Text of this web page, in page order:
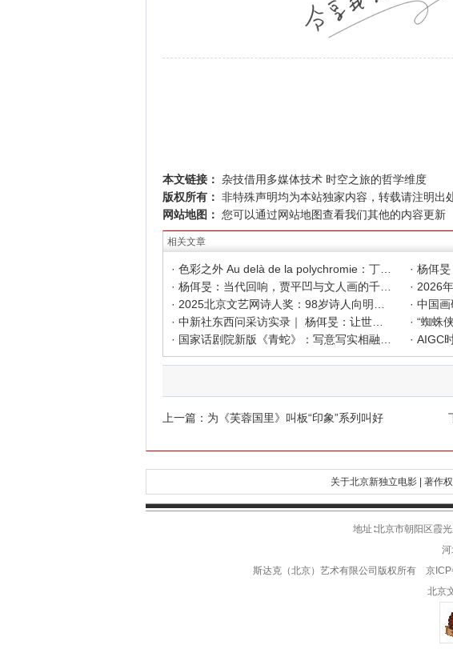
本文链接： 杂技借用多媒体技术 时空之旅的哲学维度
版权所有： 非特殊声明均为本站独家内容，转载请注明出
网站地图： 您可以通过网站地图查看我们其他的内容更新
相关文章
· “蜘蛛
· AIGC
上一篇： 为《芙蓉国里》叫板“印象”系列叫好
关于北京新独立电影 | 著作权
地址∶北京市朝阳区霞
斯达克（北京）艺术有限公司版权所有 京
北京